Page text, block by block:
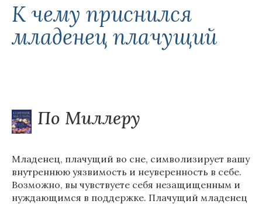
К чему приснился
младенец плачущий
По Миллеру
Младенец, плачущий во сне, символизирует вашу
внутреннюю уязвимость и неуверенность в себе.
Возможно, вы чувствуете себя незащищенным и
нуждающимся в поддержке. Плачущий младенец